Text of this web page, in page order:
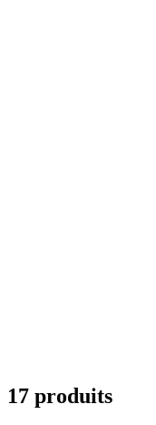
17 produits